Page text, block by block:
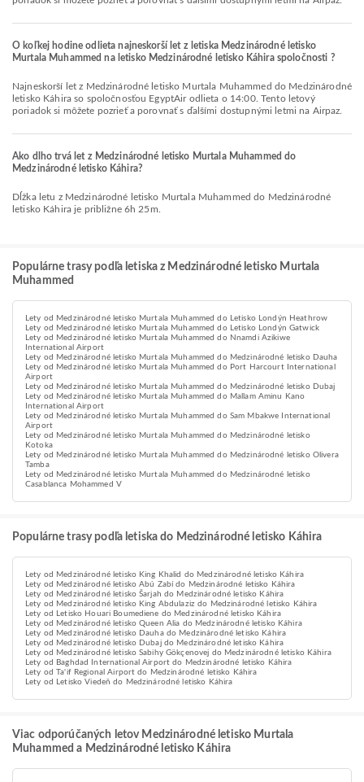
O koľkej hodine odlieta najneskorší let z letiska Medzinárodné letisko
Murtala Muhammed na letisko Medzinárodné letisko Káhira spoločnosti ?
Najneskorší let z Medzinárodné letisko Murtala Muhammed do Medzinárodné
letisko Káhira so spoločnosťou EgyptAir odlieta o 14:00. Tento letový
poriadok si môžete pozrieť a porovnať s ďalšími dostupnými letmi na Airpaz.
Ako dlho trvá let z Medzinárodné letisko Murtala Muhammed do
Medzinárodné letisko Káhira?
Dĺžka letu z Medzinárodné letisko Murtala Muhammed do Medzinárodné
letisko Káhira je približne 6h 25m.
Populárne trasy podľa letiska z Medzinárodné letisko Murtala
Muhammed
Lety od Medzinárodné letisko Murtala Muhammed do Letisko Londýn Heathrow
Lety od Medzinárodné letisko Murtala Muhammed do Letisko Londýn Gatwick
Lety od Medzinárodné letisko Murtala Muhammed do Nnamdi Azikiwe
International Airport
Lety od Medzinárodné letisko Murtala Muhammed do Medzinárodné letisko Dauha
Lety od Medzinárodné letisko Murtala Muhammed do Port Harcourt International
Airport
Lety od Medzinárodné letisko Murtala Muhammed do Medzinárodné letisko Dubaj
Lety od Medzinárodné letisko Murtala Muhammed do Mallam Aminu Kano
International Airport
Lety od Medzinárodné letisko Murtala Muhammed do Sam Mbakwe International
Airport
Lety od Medzinárodné letisko Murtala Muhammed do Medzinárodné letisko
Kotoka
Lety od Medzinárodné letisko Murtala Muhammed do Medzinárodné letisko Olivera
Tamba
Lety od Medzinárodné letisko Murtala Muhammed do Medzinárodné letisko
Casablanca Mohammed V
Populárne trasy podľa letiska do Medzinárodné letisko Káhira
Lety od Medzinárodné letisko King Khalid do Medzinárodné letisko Káhira
Lety od Medzinárodné letisko Abú Zabí do Medzinárodné letisko Káhira
Lety od Medzinárodné letisko Šarjah do Medzinárodné letisko Káhira
Lety od Medzinárodné letisko King Abdulaziz do Medzinárodné letisko Káhira
Lety od Letisko Houari Boumediene do Medzinárodné letisko Káhira
Lety od Medzinárodné letisko Queen Alia do Medzinárodné letisko Káhira
Lety od Medzinárodné letisko Dauha do Medzinárodné letisko Káhira
Lety od Medzinárodné letisko Dubaj do Medzinárodné letisko Káhira
Lety od Medzinárodné letisko Sabihy Gökçenovej do Medzinárodné letisko Káhira
Lety od Baghdad International Airport do Medzinárodné letisko Káhira
Lety od Ta'if Regional Airport do Medzinárodné letisko Káhira
Lety od Letisko Viedeň do Medzinárodné letisko Káhira
Viac odporúčaných letov Medzinárodné letisko Murtala
Muhammed a Medzinárodné letisko Káhira